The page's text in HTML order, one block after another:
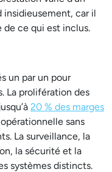
insidieusement, car il
ce qui est inclus.
un par un pour
La prolifération des
20 % des marges
sans
La surveillance, la
la sécurité et la
systèmes distincts.